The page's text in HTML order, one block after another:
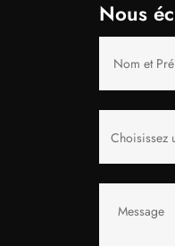
Nous